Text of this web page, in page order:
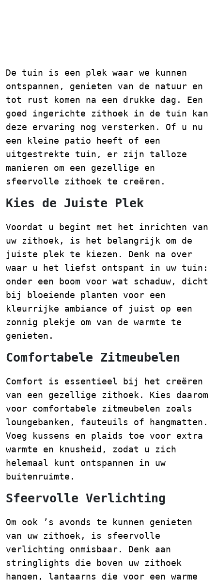
De tuin is een plek waar we kunnen
ontspannen, genieten van de natuur en
tot rust komen na een drukke dag. Een
goed ingerichte zithoek in de tuin kan
deze ervaring nog versterken. Of u nu
een kleine patio heeft of een
uitgestrekte tuin, er zijn talloze
manieren om een gezellige en
sfeervolle zithoek te creëren.
Kies de Juiste Plek
Voordat u begint met het inrichten van
uw zithoek, is het belangrijk om de
juiste plek te kiezen. Denk na over
waar u het liefst ontspant in uw tuin:
onder een boom voor wat schaduw, dicht
bij bloeiende planten voor een
kleurrijke ambiance of juist op een
zonnig plekje om van de warmte te
genieten.
Comfortabele Zitmeubelen
Comfort is essentieel bij het creëren
van een gezellige zithoek. Kies daarom
voor comfortabele zitmeubelen zoals
loungebanken, fauteuils of hangmatten.
Voeg kussens en plaids toe voor extra
warmte en knusheid, zodat u zich
helemaal kunt ontspannen in uw
buitenruimte.
Sfeervolle Verlichting
Om ook ’s avonds te kunnen genieten
van uw zithoek, is sfeervolle
verlichting onmisbaar. Denk aan
stringlights die boven uw zithoek
hangen, lantaarns die voor een warme